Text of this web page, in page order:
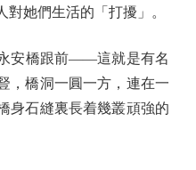
她們生活的「打擾」。
安橋跟前——這就是有名
，橋洞一圓一方，連在一
身石縫裏長着幾叢頑強的